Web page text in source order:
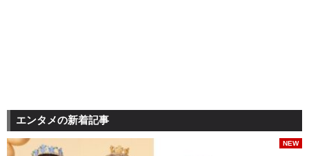
エンタメの新着記事
NEW